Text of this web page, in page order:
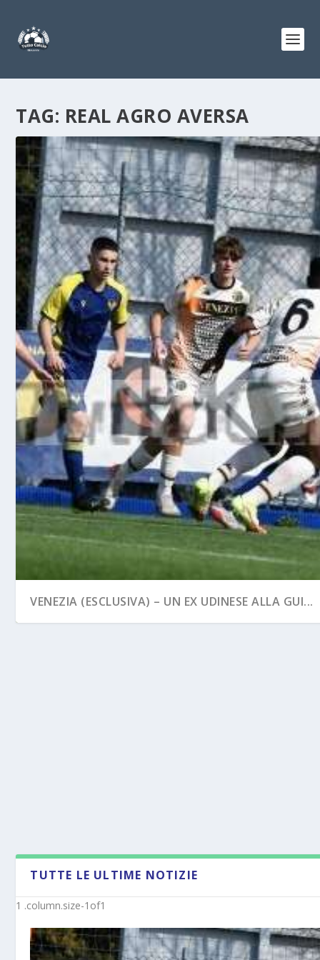
TAG: REAL AGRO AVERSA
VENEZIA (ESCLUSIVA) – UN EX UDINESE ALLA GUI...
TUTTE LE ULTIME NOTIZIE